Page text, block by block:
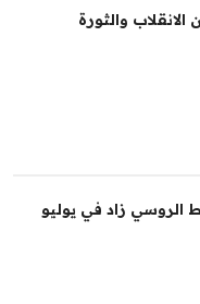
الروسي زاد في يوليو